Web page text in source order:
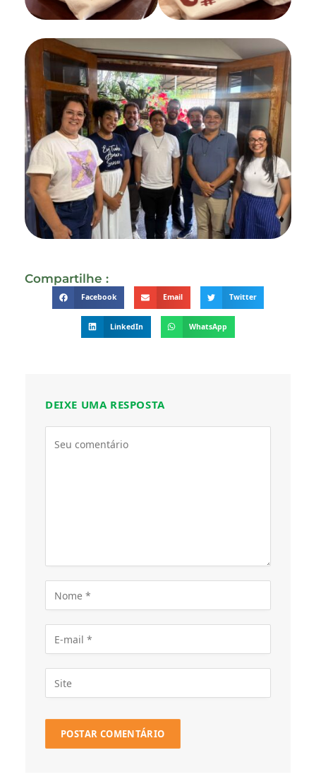
Compartilhe :
Facebook Email Twitter
LinkedIn WhatsApp
DEIXE UMA RESPOSTA